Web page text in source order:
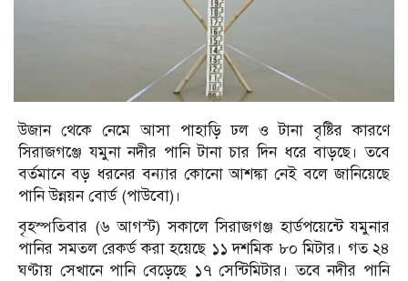
উজান থেকে নেমে আসা পাহাড়ি ঢল ও টানা বৃষ্টির কারণে
সিরাজগঞ্জে যমুনা নদীর পানি টানা চার দিন ধরে বাড়ছে। তবে
বর্তমানে বড় ধরনের বন্যার কোনো আশঙ্কা নেই বলে জানিয়েছে
পানি উন্নয়ন বোর্ড (পাউবো)।
বৃহস্পতিবার (৬ আগস্ট) সকালে সিরাজগঞ্জ হার্ডপয়েন্টে যমুনার
পানির সমতল রেকর্ড করা হয়েছে ১১ দশমিক ৮০ মিটার। গত ২৪
ঘণ্টায় সেখানে পানি বেড়েছে ১৭ সেন্টিমিটার। তবে নদীর পানি